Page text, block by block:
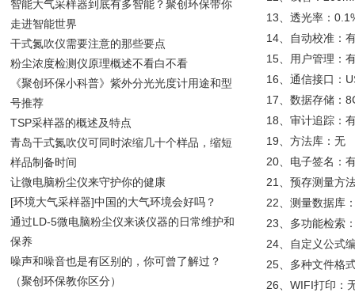
13、透光率：
14、自动校准：
15、用户管理：
16、通信接口：
17、数据存储：
18、审计追踪：
19、方法库：无
20、电子签名：
21、预存测量方
22、测量数据库
23、多功能检索
24、自定义公式
25、多种文件格
26、WIFI打印：
智能大气采样器到底有多智能？聚创环保带你
走进智能世界
干式氮吹仪需要注意的那些要点
粉尘浓度检测仪原理概述不看白不看
《聚创环保小科普》紫外分光光度计用途和型
号推荐
TSP采样器的概述及特点
青岛干式氮吹仪可同时浓缩几十个样品，缩短
样品制备时间
让微电脑粉尘仪来守护你的健康
[环境大气采样器]中国的大气环境会好吗？
通过LD-5微电脑粉尘仪来谈仪器的日常维护和
保养
噪声和噪音也是有区别的，你可曾了解过？
（聚创环保教你区分）